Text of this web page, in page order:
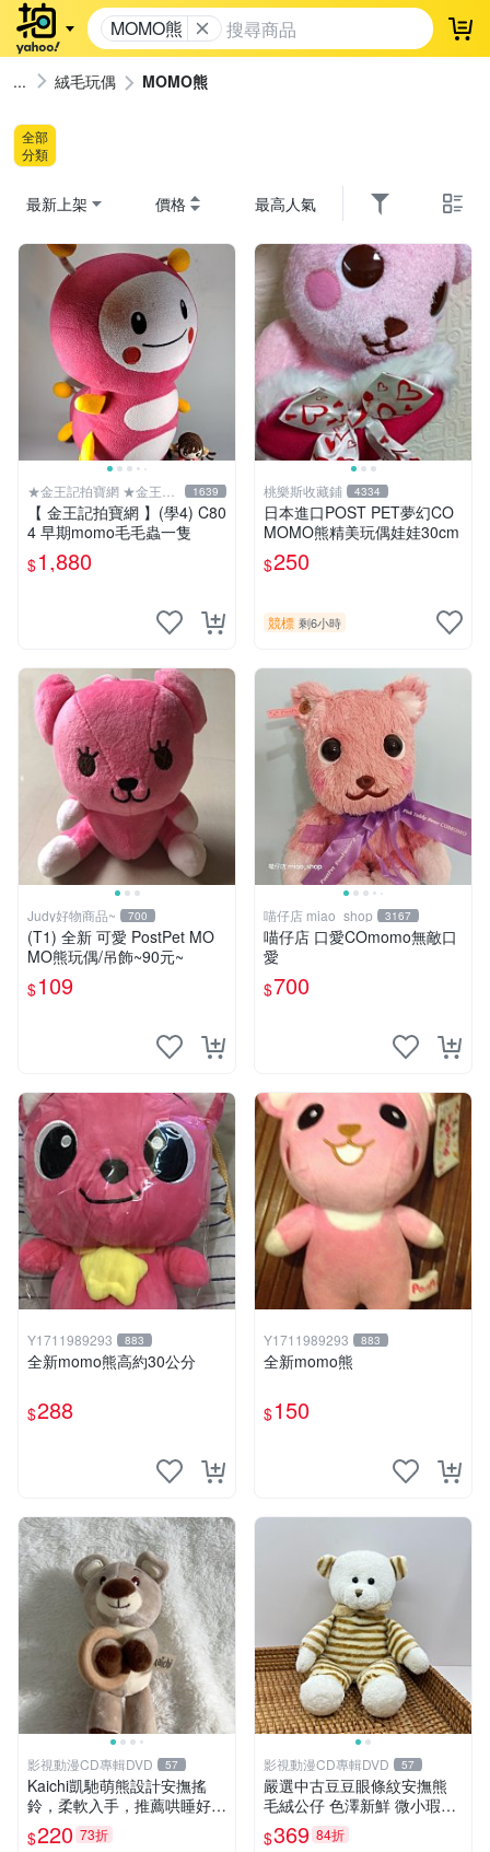
MOMO熊 登
絨毛玩偶 MOMO熊
全部
分類
最新上架 價格 最高人氣
★金王記拍寶網 ★金王記
拍寶趣
1639
【 金王記拍寶網 】(學4) C80
4 早期momo毛毛蟲一隻
$1,880
桃樂斯收藏鋪 4334
日本進口POST PET夢幻CO
MOMO熊精美玩偶娃娃30cm
$250
競標 剩6小時
Judy好物商品~ 700
(T1) 全新 可愛 PostPet MO
MO熊玩偶/吊飾~90元~
$109
喵仔店 miao_shop 3167
喵仔店 口愛COmomo無敵口
愛
$700
Y1711989293 883
全新momo熊高約30公分
$288
Y1711989293 883
全新momo熊
$150
影視動漫CD專輯DVD 57
Kaichi凱馳萌熊設計安撫搖
鈴，柔軟入手，推薦哄睡好選
擇 熊公仔 安撫玩具 喂食環
$220 73折
影視動漫CD專輯DVD 57
嚴選中古豆豆眼條紋安撫熊
毛絨公仔 色澤新鮮 微小瑕疵
可收藏 中古 安撫熊 條紋公仔
$369 84折